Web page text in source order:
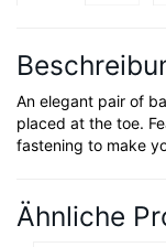
An elegant pair of
placed at the toe.
fastening to make
Ähnliche